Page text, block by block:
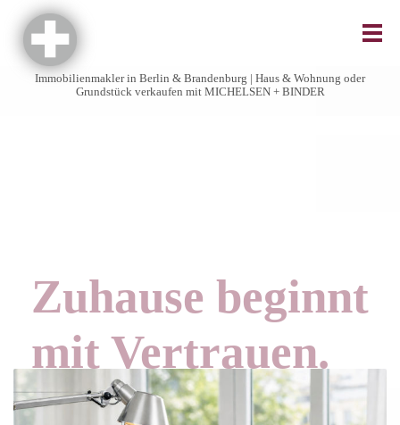
Zuhause beginnt
mit Vertrauen.
Immobilienmakler in Berlin & Brandenburg | Haus & Wohnung oder
Grundstück verkaufen mit MICHELSEN + BINDER